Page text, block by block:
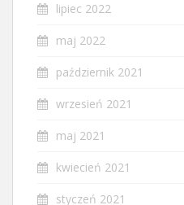
lipiec 2022
maj 2022
październik 2021
wrzesień 2021
maj 2021
kwiecień 2021
styczeń 2021